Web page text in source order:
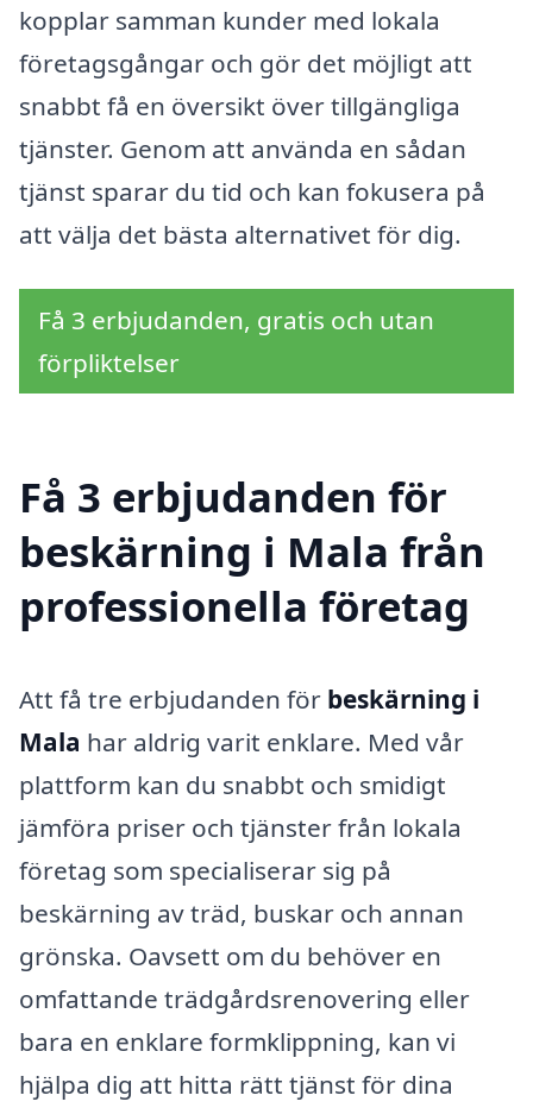
kopplar samman kunder med lokala
företagsgångar och gör det möjligt att
snabbt få en översikt över tillgängliga
tjänster. Genom att använda en sådan
tjänst sparar du tid och kan fokusera på
att välja det bästa alternativet för dig.
Få 3 erbjudanden, gratis och utan
förpliktelser
Få 3 erbjudanden för
beskärning i Mala från
professionella företag
Att få tre erbjudanden för beskärning i
Mala har aldrig varit enklare. Med vår
plattform kan du snabbt och smidigt
jämföra priser och tjänster från lokala
företag som specialiserar sig på
beskärning av träd, buskar och annan
grönska. Oavsett om du behöver en
omfattande trädgårdsrenovering eller
bara en enklare formklippning, kan vi
hjälpa dig att hitta rätt tjänst för dina